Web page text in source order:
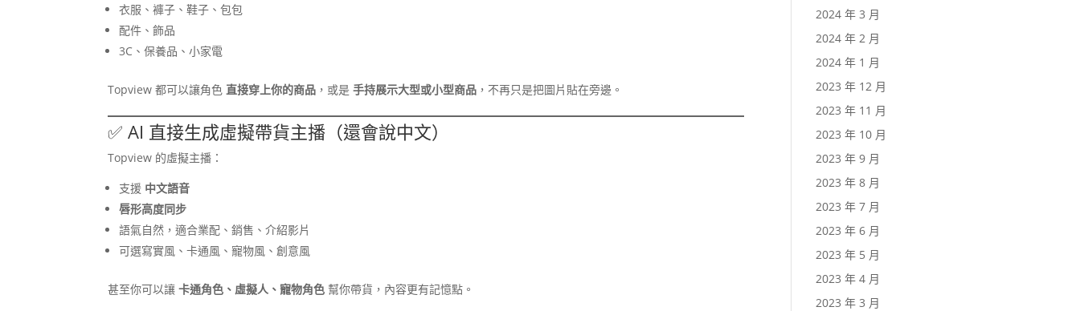
衣服、褲子、鞋子、包包
配件、飾品
3C、保養品、小家電
Topview 都可以讓角色 直接穿上你的商品 ，或是手持展示大型或小型商品 ，不再只是把圖片貼在旁邊。
✅ AI 直接生成虛擬帶貨主播（還會說中文）
Topview 的虛擬主播：
支援 中文語音
唇形高度同步
語氣自然，適合業配、銷售、介紹影片
可選寫實風、卡通風、寵物風、創意風
甚至你可以讓卡通角色、虛擬人、寵物角色 幫你帶貨，內容更有記憶點。
2024 年 3 月
2024 年 2 月
2024 年 1 月
2023 年 12 月
2023 年 11 月
2023 年 10 月
2023 年 9 月
2023 年 8 月
2023 年 7 月
2023 年 6 月
2023 年 5 月
2023 年 4 月
2023 年 3 月